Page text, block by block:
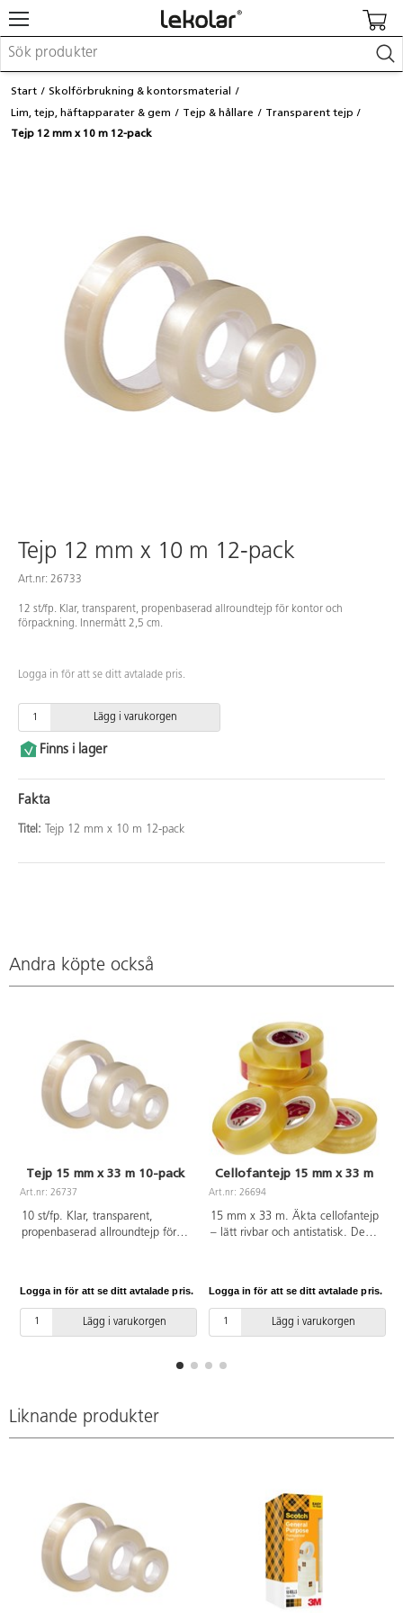
Möbler & inredning
Lekplatsutrustning & utemiljö
Skapa
Leka
Logga in / Registrera dig
Hitta din säljare
Kontakta Lekolar
Start
Skolförbrukning & kontorsmaterial
Lim, tejp, häftapparater & gem
Tejp & hållare
Transparent tejp
Tejp 12 mm x 10 m 12-pack
Tejp 12 mm x 10 m 12-pack
Art.nr: 26733
12 st/fp. Klar, transparent, propenbaserad allroundtejp för kontor och
förpackning. Innermått 2,5 cm.
Logga in för att se ditt avtalade pris.
Lägg i varukorgen
Finns i lager
Fakta
Titel: Tejp 12 mm x 10 m 12-pack
Andra köpte också
Tejp 15 mm x 33 m 10-pack
Art.nr: 26737
10 st/fp. Klar, transparent,
propenbaserad allroundtejp för
Logga in för att se ditt avtalade pris.
Lägg i varukorgen
Cellofantejp 15 mm x 33 m
Art.nr: 26694
15 mm x 33 m. Äkta cellofantejp
– lätt rivbar och antistatisk. Den
0,05 mm.
Logga in för att se ditt avtalade pris.
Lägg i varukorgen
Liknande produkter